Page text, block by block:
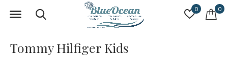
0 0
Tommy Hilfiger Kids